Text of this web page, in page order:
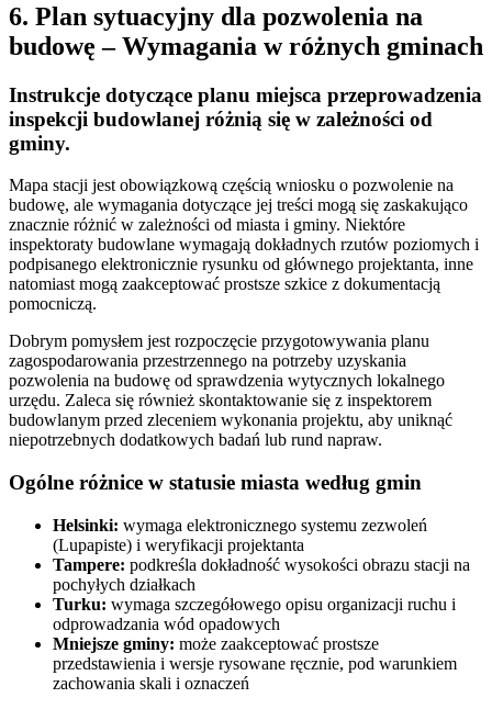
6. Plan sytuacyjny dla pozwolenia na
budowę – Wymagania w różnych gminach
Instrukcje dotyczące planu miejsca przeprowadzenia
inspekcji budowlanej różnią się w zależności od
gminy.
Mapa stacji jest obowiązkową częścią wniosku o pozwolenie na
budowę, ale wymagania dotyczące jej treści mogą się zaskakująco
znacznie różnić w zależności od miasta i gminy. Niektóre
inspektoraty budowlane wymagają dokładnych rzutów poziomych i
podpisanego elektronicznie rysunku od głównego projektanta, inne
natomiast mogą zaakceptować prostsze szkice z dokumentacją
pomocniczą.
Dobrym pomysłem jest rozpoczęcie przygotowywania planu
zagospodarowania przestrzennego na potrzeby uzyskania
pozwolenia na budowę od sprawdzenia wytycznych lokalnego
urzędu. Zaleca się również skontaktowanie się z inspektorem
budowlanym przed zleceniem wykonania projektu, aby uniknąć
niepotrzebnych dodatkowych badań lub rund napraw.
Ogólne różnice w statusie miasta według gmin
Helsinki: wymaga elektronicznego systemu zezwoleń
(Lupapiste) i weryfikacji projektanta
Tampere: podkreśla dokładność wysokości obrazu stacji na
pochyłych działkach
Turku: wymaga szczegółowego opisu organizacji ruchu i
odprowadzania wód opadowych
Mniejsze gminy: może zaakceptować prostsze
przedstawienia i wersje rysowane ręcznie, pod warunkiem
zachowania skali i oznaczeń